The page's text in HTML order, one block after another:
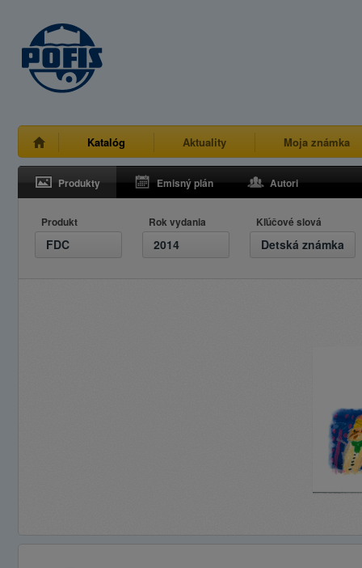
Katalóg Aktuality Moja známka
Produkty Emisný plán Autori
Produkt
FDC
Rok vydania
2014
Kľúčové slová
Detská známka